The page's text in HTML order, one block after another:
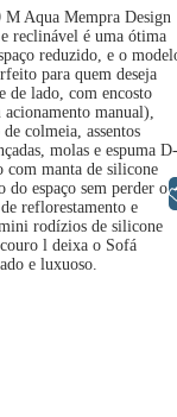
Aqua Mempra Design
reclinável é uma ótima
reduzido, e o
para quem deseja
de lado, com encosto
acionamento manual),
colmeia, assentos
molas e espuma D-
com manta de silicone
espaço sem perder o
reflorestamento e
rodízios de silicone
couro l deixa o Sofá
e luxuoso.
Libras